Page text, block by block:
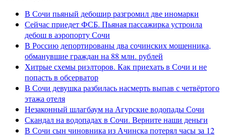
В Сочи пьяный дебошир разгромил две иномарки
Сейчас приедет ФСБ. Пьяная пассажирка устроила
дебош в аэропорту Сочи
В Россию депортированы два сочинских мошенника,
обманувшие граждан на 88 млн. рублей
Хитрые схемы риэлторов. Как приехать в Сочи и не
попасть в обсерватор
В Сочи девушка разбилась насмерть выпав с четвёртого
этажа отеля
Незаконный шлагбаум на Агурские водопады Сочи
Скандал на водопадах в Сочи. Верните наши деньги
В Сочи сын чиновника из Ачинска потерял часы за 12